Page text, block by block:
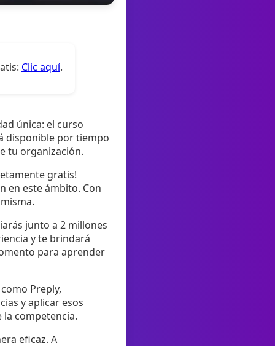
Clic aquí.
única: el curso
disponible por tiempo
tu organización.
gratis!
en este ámbito. Con
junto a 2 millones
y te brindará
para aprender
Preply,
y aplicar esos
competencia.
eficaz. A